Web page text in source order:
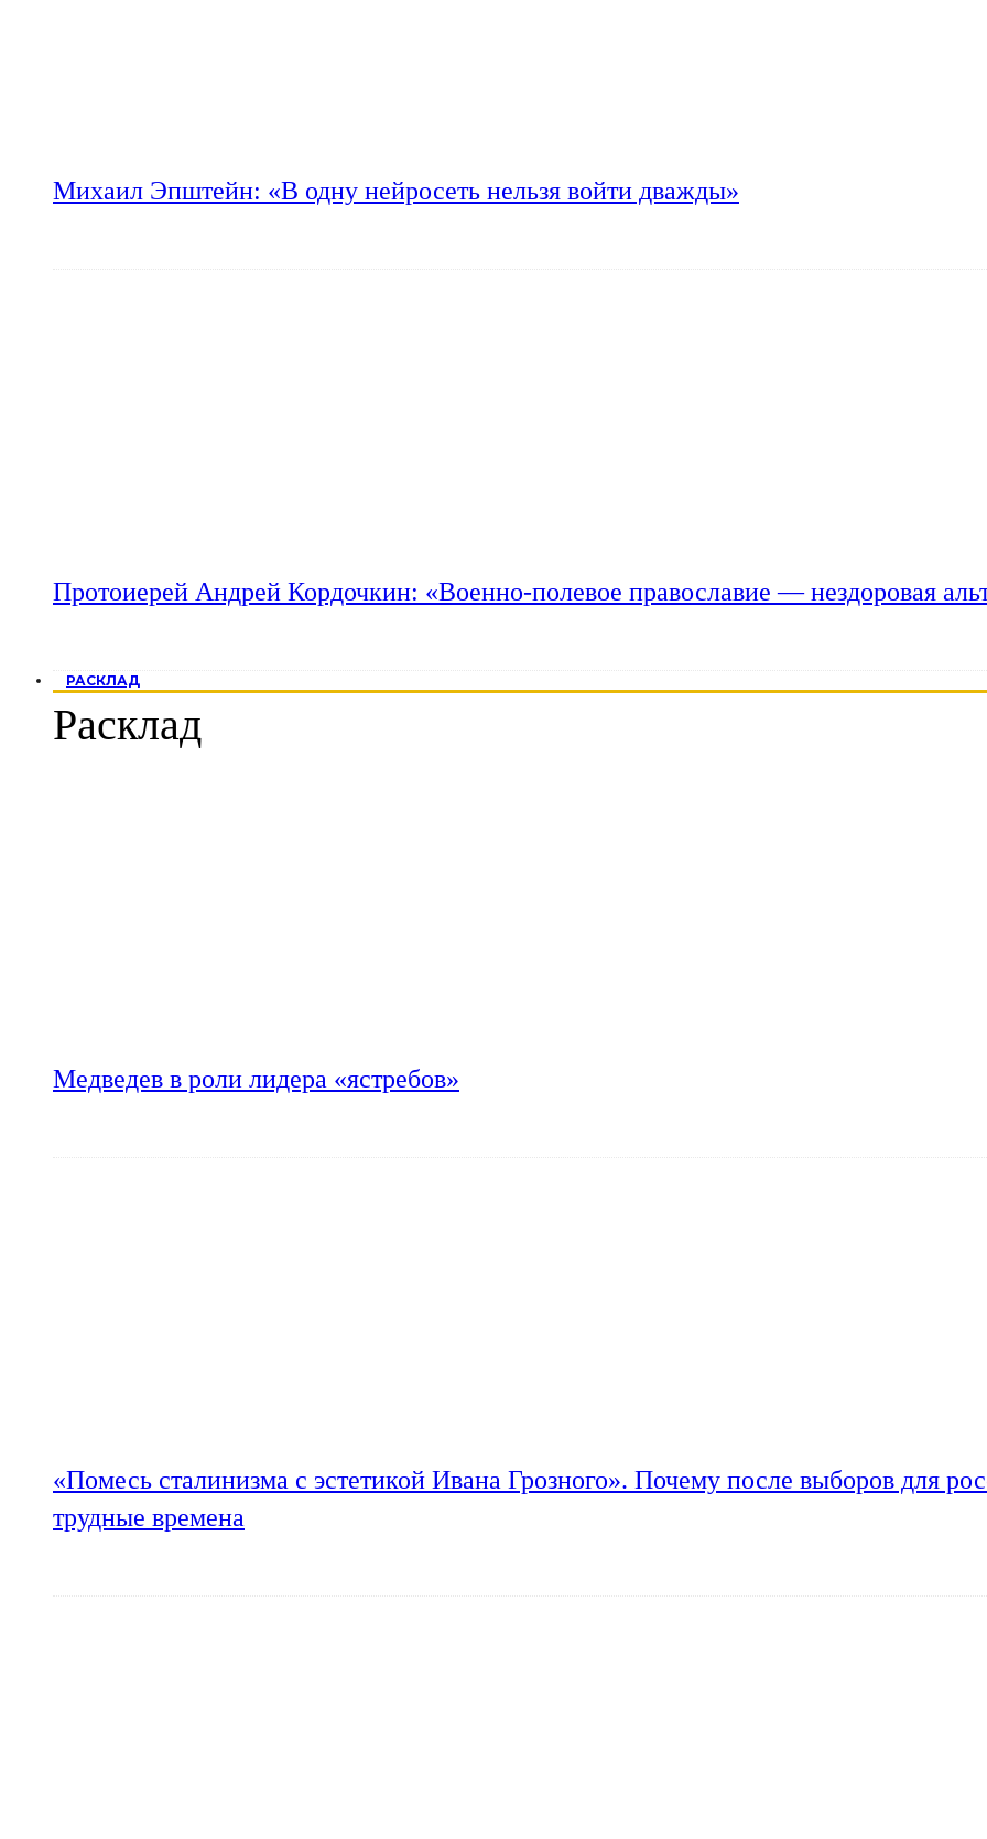
Михаил Эпштейн: «В одну нейросеть нельзя войти дважды»
Протоиерей Андрей Кордочкин: «Военно-полевое православие — нездоровая
РАСКЛАД
Расклад
Медведев в роли лидера «ястребов»
«Помесь сталинизма с эстетикой Ивана Грозного». Почему после выборов для
трудные времена